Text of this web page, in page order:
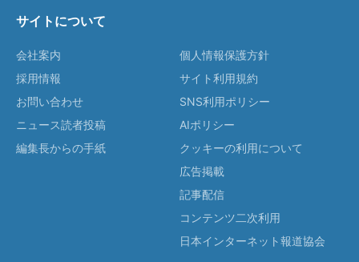
サイトについて
会社案内
採用情報
お問い合わせ
ニュース読者投稿
編集長からの手紙
個人情報保護方針
サイト利用規約
SNS利用ポリシー
AIポリシー
クッキーの利用について
広告掲載
記事配信
コンテンツ二次利用
日本インターネット報道協会